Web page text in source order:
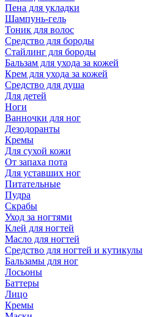
Пена для укладки
Шампунь-гель
Тоник для волос
Средство для бороды
Стайлинг для бороды
Бальзам для ухода за кожей
Крем для ухода за кожей
Средство для душа
Для детей
Ноги
Ванночки для ног
Дезодоранты
Кремы
Для сухой кожи
От запаха пота
Для уставших ног
Питательные
Пудра
Скрабы
Уход за ногтями
Клей для ногтей
Масло для ногтей
Средство для ногтей и кутикулы
Бальзамы для ног
Лосьоны
Баттеры
Лицо
Кремы